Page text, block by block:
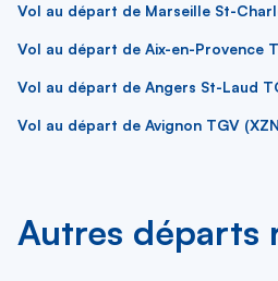
Vol au départ de Marseille St-
Vol au départ de Aix-en-Provence
Vol au départ de Angers St-Laud
Vol au départ de Avignon TGV
Autres départs